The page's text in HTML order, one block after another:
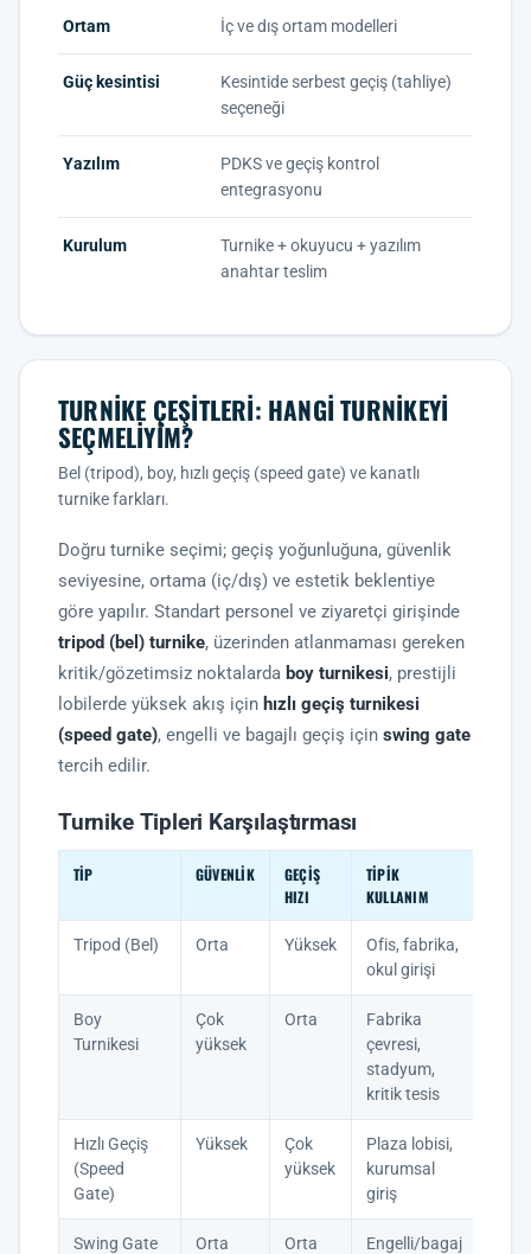
Ortam İç ve dış ortam modelleri
Güç kesintisi
Kesintide serbest geçiş (tahliye)
seçeneği
Yazılım
PDKS ve geçiş kontrol
entegrasyonu
Kurulum
Turnike + okuyucu + yazılım
anahtar teslim
TURNIKE ÇEŞITLERI: HANGI TURNIKEYI
SEÇMELIYIM?
Bel (tripod), boy, hızlı geçiş (speed gate) ve kanatlı
turnike farkları.
Doğru turnike seçimi; geçiş yoğunluğuna, güvenlik
seviyesine, ortama (iç/dış) ve estetik beklentiye
göre yapılır. Standart personel ve ziyaretçi girişinde
tripod (bel) turnike, üzerinden atlanmaması gereken
kritik/gözetimsiz noktalarda boy turnikesi, prestijli
lobilerde yüksek akış için hızlı geçiş turnikesi
(speed gate), engelli ve bagajlı geçiş için swing gate
tercih edilir.
Turnike Tipleri Karşılaştırması
TIP GÜVENLIK
GEÇIŞ
HIZI
TIPIK
KULLANIM
Tripod (Bel) Orta Yüksek
Ofis, fabrika,
okul girişi
Boy
Turnikesi
Çok
yüksek
Orta
Fabrika
çevresi,
stadyum,
kritik tesis
Hızlı Geçiş
(Speed
Gate)
Yüksek
Çok
yüksek
Plaza lobisi,
kurumsal
giriş
Swing Gate
Orta Orta
Engelli/bagaj